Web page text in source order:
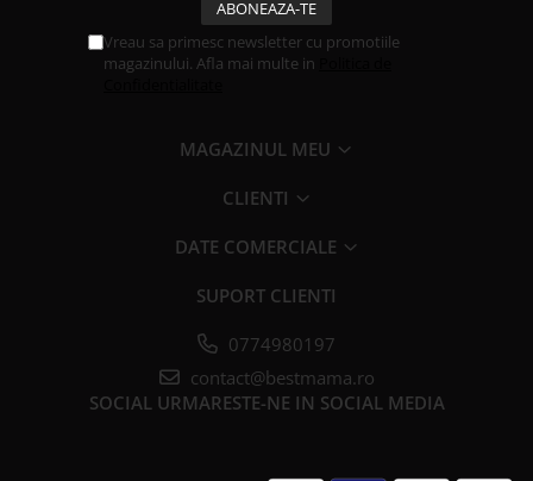
Vreau sa primesc newsletter cu promotiile
magazinului. Afla mai multe in
MAGAZINUL MEU
CLIENTI
DATE COMERCIALE
SUPORT CLIENTI
0774980197
contact@bestmama.ro
SOCIAL URMARESTE-NE IN SOCIAL MEDIA